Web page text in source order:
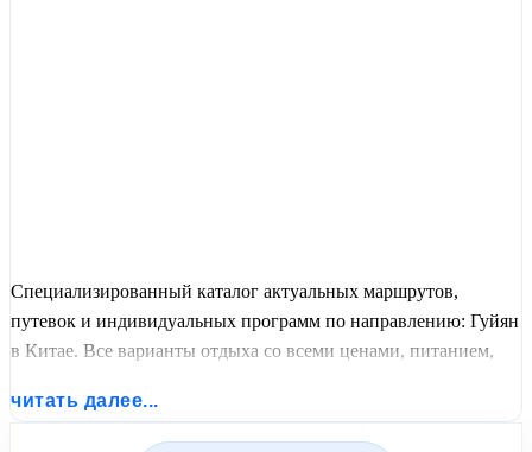
Специализированный каталог актуальных маршрутов,
путевок и индивидуальных программ по направлению: Гуйян
в Китае. Все варианты отдыха со всеми ценами, питанием,
заездов от United Travel Systems.
читать далее...